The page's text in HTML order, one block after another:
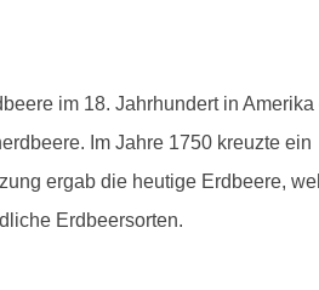
im 18. Jahrhundert in Amerika
Im Jahre 1750 kreuzte ein
ergab die heutige Erdbeere,
Erdbeersorten.